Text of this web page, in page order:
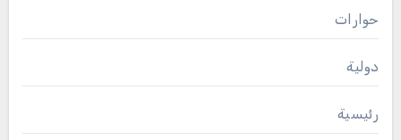
حوارات
دولية
رئيسية